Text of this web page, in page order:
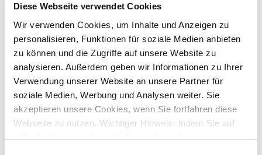
Diese Webseite verwendet Cookies
Wir verwenden Cookies, um Inhalte und Anzeigen zu
personalisieren, Funktionen für soziale Medien anbieten
zu können und die Zugriffe auf unsere Website zu
analysieren. Außerdem geben wir Informationen zu Ihrer
Verwendung unserer Website an unsere Partner für
soziale Medien, Werbung und Analysen weiter. Sie
akzeptieren unsere Cookies, wenn Sie fortfahren diese
Webseite zu nutzen. Wichtiger Hinweis: Indem Sie auf
2Antworten
24073 Zugriffe
Letzter Beitragvonkasy
Di., 08. Mär 2016 10:34
Export der Adressdatei mit IBAN und BIC
vontnohol »Mi., 16. Dez 2015 14:11
0Antworten
19484 Zugriffe
Letzter Beitrag
von
Mi., 16. Dez 2015 14:11